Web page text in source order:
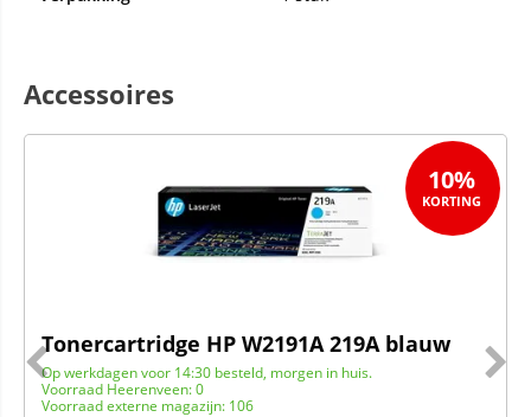
Accessoires
Tonercartridge HP W2191A 219A blauw
Op werkdagen voor 14:30 besteld, morgen in huis.
Voorraad Heerenveen: 0
Voorraad externe magazijn: 106
10%